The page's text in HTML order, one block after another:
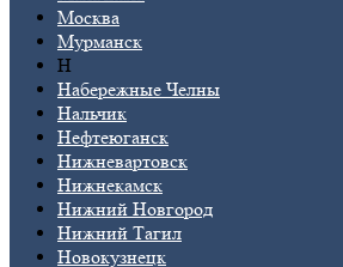
Москва
Мурманск
Н
Набережные Челны
Нальчик
Нефтеюганск
Нижневартовск
Нижнекамск
Нижний Новгород
Нижний Тагил
Новокузнецк